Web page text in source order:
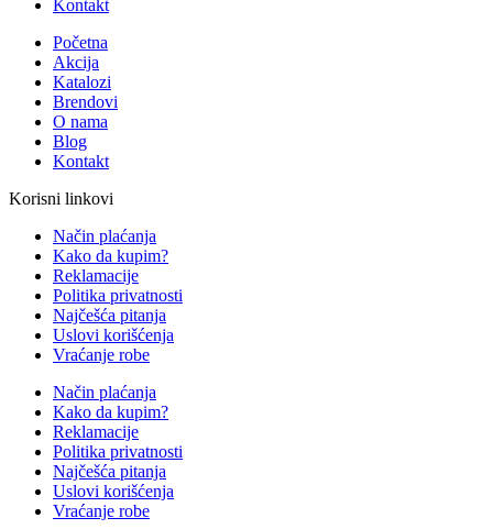
Kontakt
Početna
Akcija
Katalozi
Brendovi
O nama
Blog
Kontakt
Korisni linkovi
Način plaćanja
Kako da kupim?
Reklamacije
Politika privatnosti
Najčešća pitanja
Uslovi korišćenja
Vraćanje robe
Način plaćanja
Kako da kupim?
Reklamacije
Politika privatnosti
Najčešća pitanja
Uslovi korišćenja
Vraćanje robe